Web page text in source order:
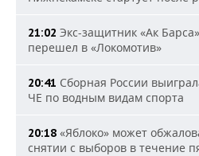
21:02 Экс-защитник «Ак
перешел в «Локомотив»
20:41 Сборная России
ЧЕ по водным видам спорта
20:18 «Яблоко» может
снятии с выборов в течение